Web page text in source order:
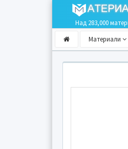
Над 283,000
Материали